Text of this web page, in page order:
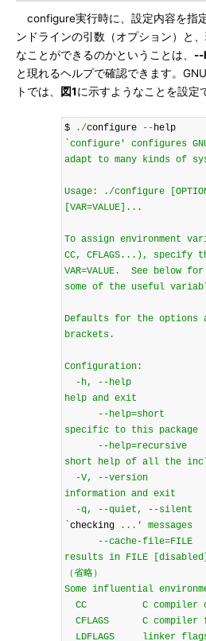
configure実行時に、設定内容を指
ンドラインの引数（オプション）と
なことができるのかということは、 --
と現れるヘルプで確認できます。
トでは、
図1に示すようなことを設定
$ ./configure --
help
`configure' configures
adapt to many kinds of
Usage: ./configure
[VAR=VALUE]...
To assign environment
CC, CFLAGS...), specify
VAR=VALUE.  See below
some of the useful
Defaults for the options
brackets.
Configuration:
help and exit
specific to this package
short help of all the
information and exit
checking ... ' messages
results in FILE [disabled]
（省略）
Some influential